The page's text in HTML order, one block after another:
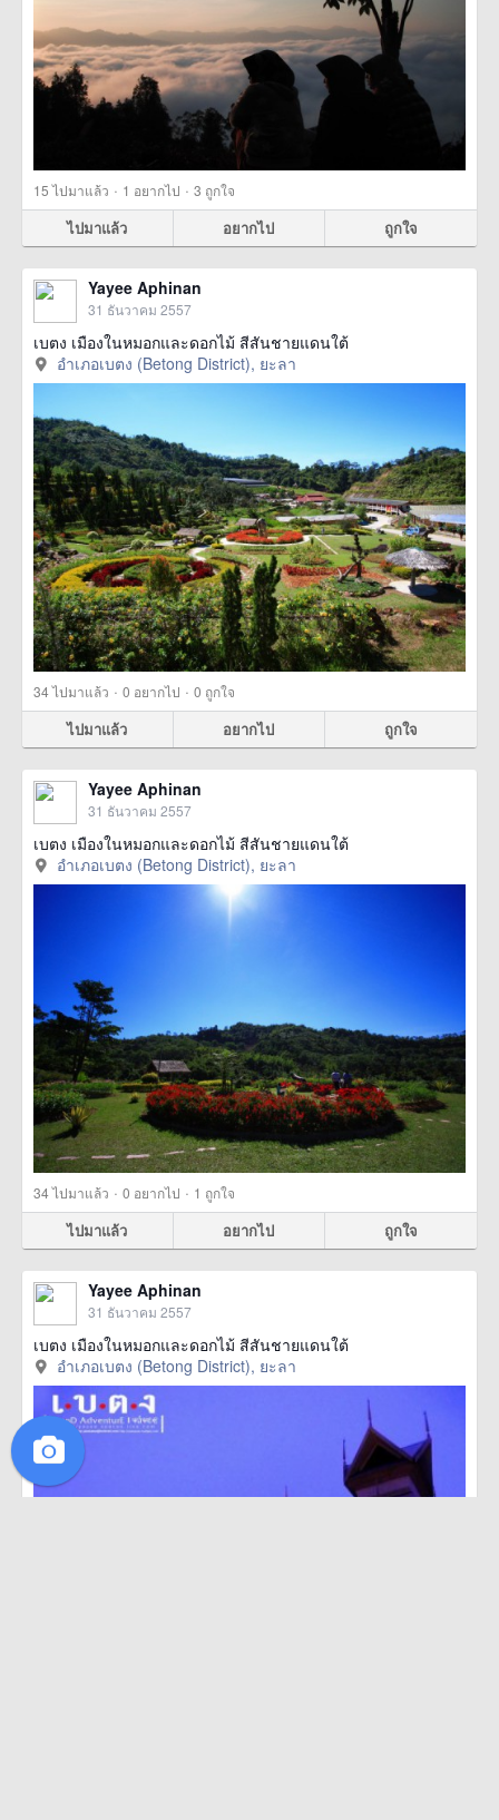
15ไปมาแล้ว · 1 อยากไป · 3 ถูกใจ
ไปมาแล้ว อยากไป ถูกใจ
Yayee Aphinan
31 ธันวาคม 2557
เบตง เมืองในหมอกและดอกไม้ สีสันชายแดนใต้
อำเภอเบตง (Betong District), ยะลา
34ไปมาแล้ว · 0 อยากไป · 0 ถูกใจ
ไปมาแล้ว อยากไป ถูกใจ
Yayee Aphinan
31 ธันวาคม 2557
เบตง เมืองในหมอกและดอกไม้ สีสันชายแดนใต้
อำเภอเบตง (Betong District), ยะลา
34ไปมาแล้ว · 0 อยากไป · 1 ถูกใจ
ไปมาแล้ว อยากไป ถูกใจ
Yayee Aphinan
31 ธันวาคม 2557
เบตง เมืองในหมอกและดอกไม้ สีสันชายแดนใต้
อำเภอเบตง (Betong District), ยะลา